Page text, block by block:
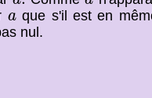
a
aque s'il est en
nul.